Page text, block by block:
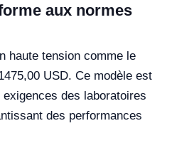
aux normes
haute tension comme le
USD. Ce modèle est
des laboratoires
des performances